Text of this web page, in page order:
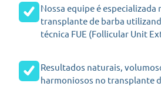
Nossa equipe é especializada
transplante de barba
técnica FUE (Follicular Unit
Resultados naturais,
harmoniosos no transplante